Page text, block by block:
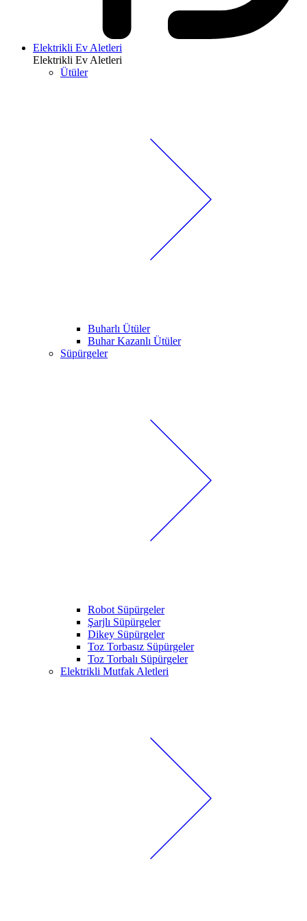
Elektrikli Ev Aletleri
Elektrikli Ev Aletleri
Ütüler
Buharlı Ütüler
Buhar Kazanlı Ütüler
Süpürgeler
Robot Süpürgeler
Şarjlı Süpürgeler
Dikey Süpürgeler
Toz Torbasız Süpürgeler
Toz Torbalı Süpürgeler
Elektrikli Mutfak Aletleri